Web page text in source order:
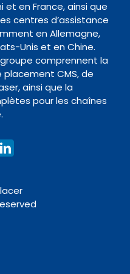
en France, ainsi que
centres d’assistance
en Allemagne,
Unis et en Chine.
comprennent la
CMS, de
ainsi que la
pour les chaînes